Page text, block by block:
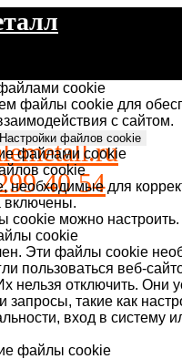
40 54
cookie
файлы cookie для
с сайтом.
Настройки файлов cookie
файлами cookie
cookie
необходимые для
включены.
cookie можно настроить.
cookie
Эти файлы cookie
пользоваться веб-
нельзя отключить. Они
запросы, такие как
вход в систему
файлы cookie